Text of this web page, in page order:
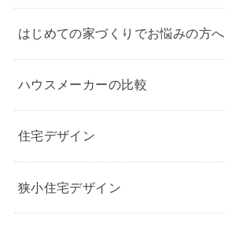
はじめての家づくりでお悩みの方へ
ハウスメーカーの比較
住宅デザイン
狭小住宅デザイン